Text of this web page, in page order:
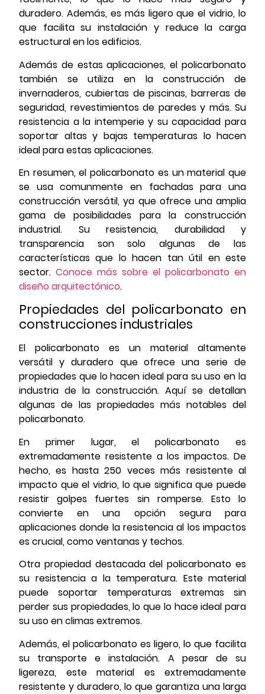
duradero. Además, es más ligero que el vidrio, lo
que facilita su instalación y reduce la carga
estructural en los edificios.
Además de estas aplicaciones, el policarbonato
también se utiliza en la construcción de
invernaderos, cubiertas de piscinas, barreras de
seguridad, revestimientos de paredes y más. Su
resistencia a la intemperie y su capacidad para
soportar altas y bajas temperaturas lo hacen
ideal para estas aplicaciones.
En resumen, el policarbonato es un material que
se usa comunmente en fachadas para una
construcción versátil, ya que ofrece una amplia
gama de posibilidades para la construcción
industrial. Su resistencia, durabilidad y
transparencia son solo algunas de las
características que lo hacen tan útil en este
sector. Conoce más sobre el policarbonato en
diseño arquitectónico.
Propiedades del policarbonato en
construcciones industriales
El policarbonato es un material altamente
versátil y duradero que ofrece una serie de
propiedades que lo hacen ideal para su uso en la
industria de la construcción. Aquí se detallan
algunas de las propiedades más notables del
policarbonato.
En primer lugar, el policarbonato es
extremadamente resistente a los impactos. De
hecho, es hasta 250 veces más resistente al
impacto que el vidrio, lo que significa que puede
resistir golpes fuertes sin romperse. Esto lo
convierte en una opción segura para
aplicaciones donde la resistencia al los impactos
es crucial, como ventanas y techos.
Otra propiedad destacada del policarbonato es
su resistencia a la temperatura. Este material
puede soportar temperaturas extremas sin
perder sus propiedades, lo que lo hace ideal para
su uso en climas extremos.
Además, el policarbonato es ligero, lo que facilita
su transporte e instalación. A pesar de su
ligereza, este material es extremadamente
resistente y duradero, lo que garantiza una larga